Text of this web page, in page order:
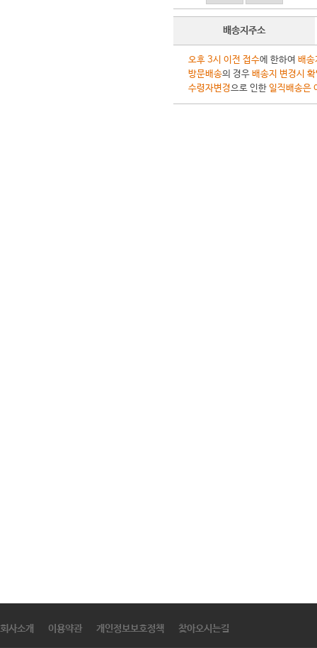
배송지주소
오후 3시 이전 접수에 한하여 배송
방문배송의 경우 배송지 변경시
수령자변경으로 인한 일직배송은
회사소개 이용약관 개인정보보호정책 찾아오시는길